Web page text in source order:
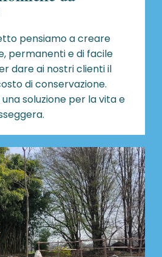
pensiamo a creare
permanenti e di facile
dare ai nostri clienti il
di conservazione.
soluzione per la vita e